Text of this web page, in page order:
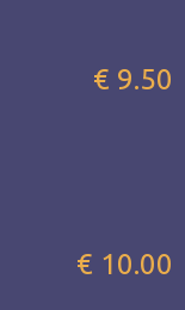
€ 9.50
€ 10.00